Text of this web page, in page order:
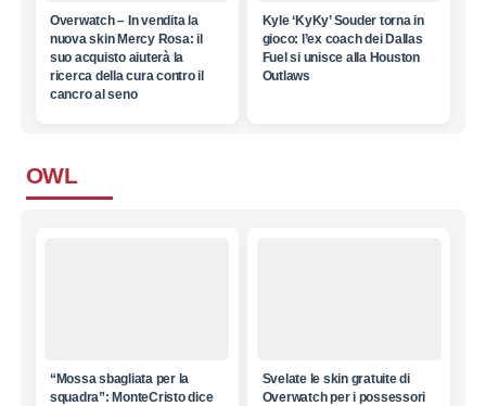
Overwatch – In vendita la
nuova skin Mercy Rosa: il
suo acquisto aiuterà la
ricerca della cura contro il
cancro al seno
Kyle ‘KyKy’ Souder torna in
gioco: l’ex coach dei Dallas
Fuel si unisce alla Houston
Outlaws
OWL
“Mossa sbagliata per la
squadra”: MonteCristo dice
Svelate le skin gratuite di
Overwatch per i possessori